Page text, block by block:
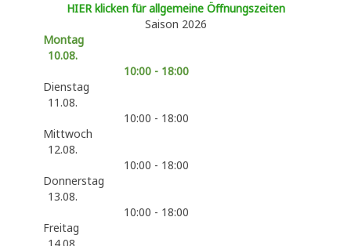
HIER klicken für allgemeine Öffnungszeiten
Saison 2026
Montag
10.08.
10:00 - 18:00
Dienstag
11.08.
10:00 - 18:00
Mittwoch
12.08.
10:00 - 18:00
Donnerstag
13.08.
10:00 - 18:00
Freitag